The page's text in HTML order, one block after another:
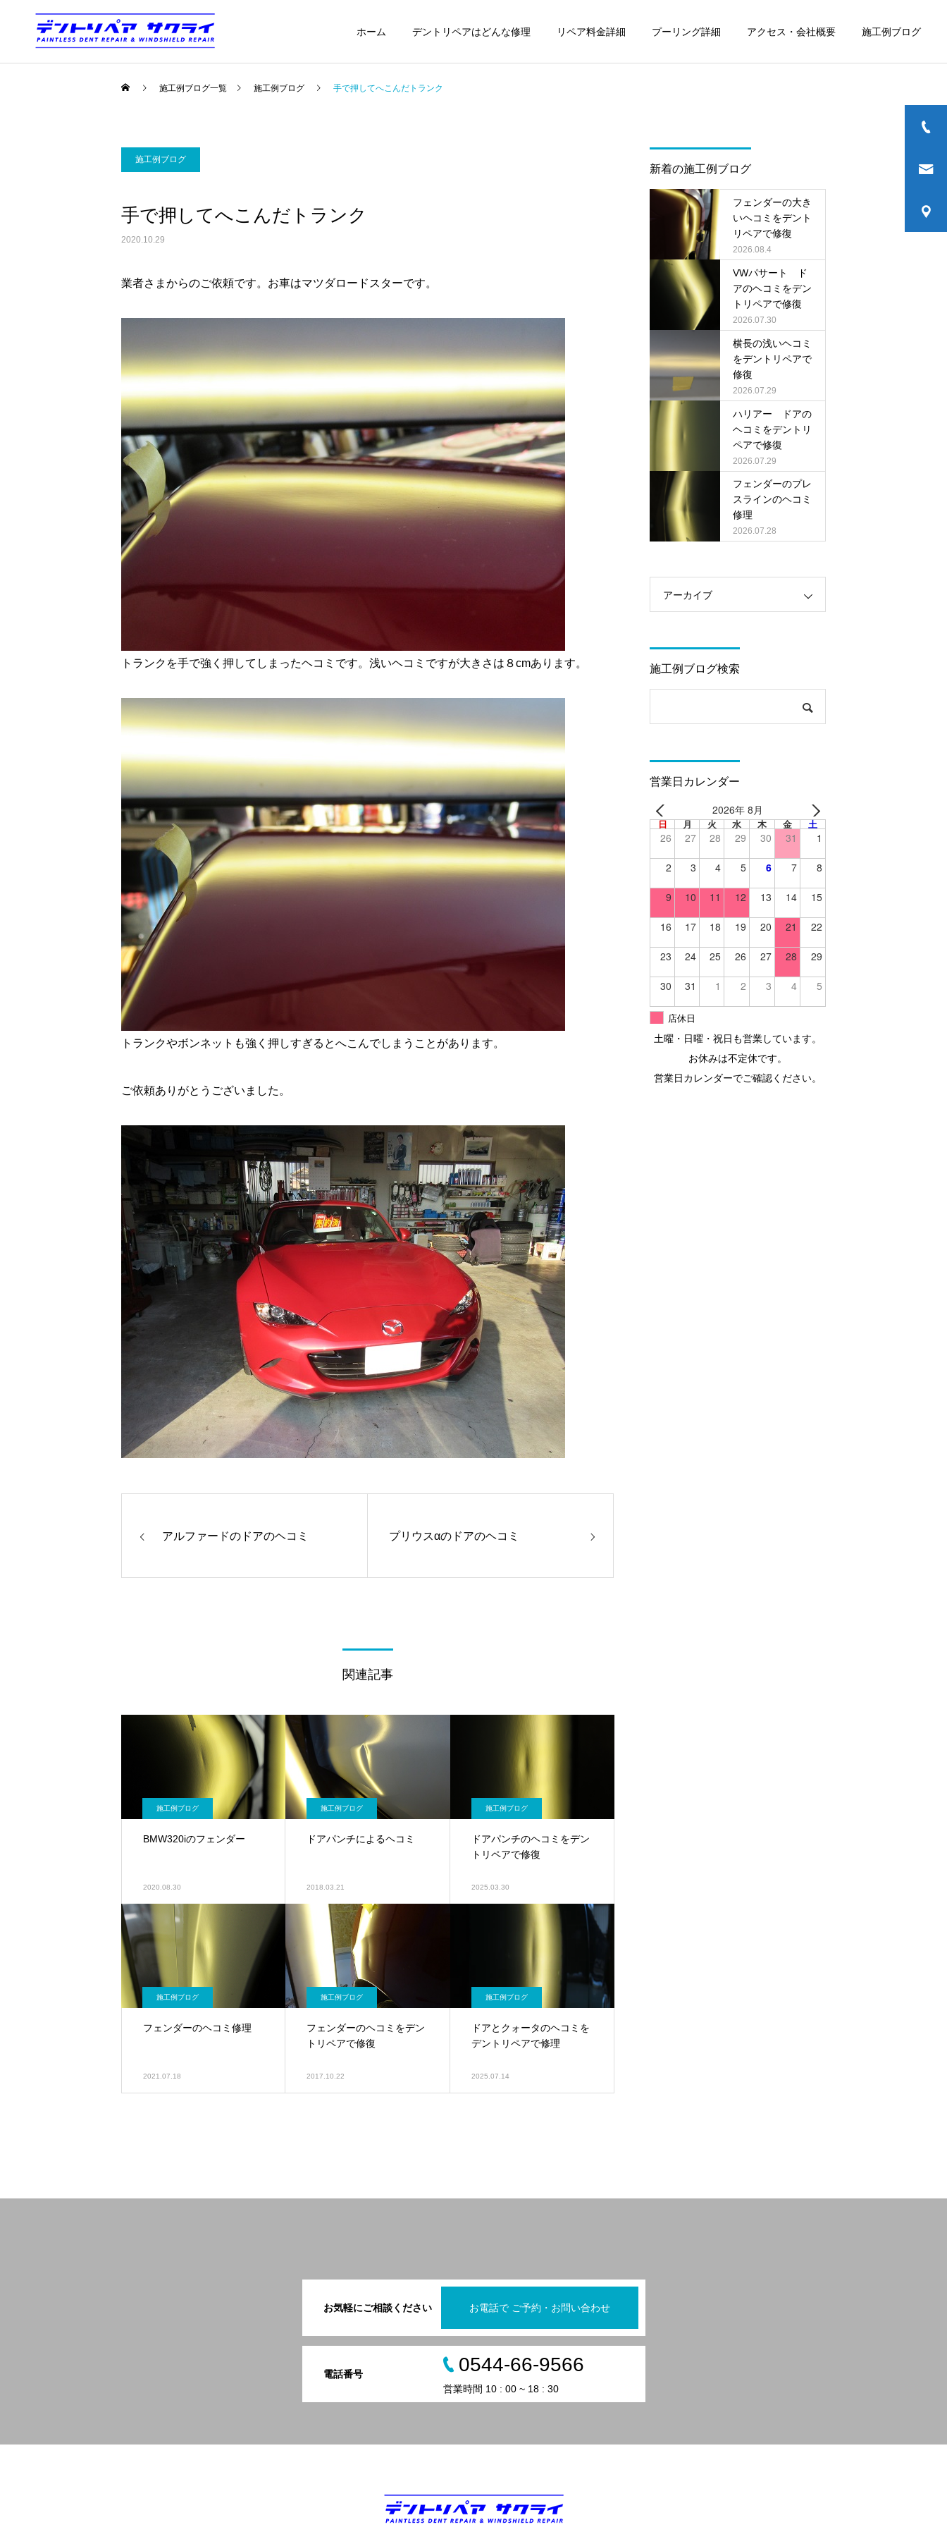
ホーム デントリペアはどんな修理 リペア料金詳細 プーリング詳細 アクセス・会社概要 施工例ブログ
施工例ブログ一覧 施工例ブログ 手で押してへこんだトランク
施工例ブログ
手で押してへこんだトランク
2020.10.29
業者さまからのご依頼です。お車はマツダロードスターです。
トランクを手で強く押してしまったヘコミです。浅いヘコミですが大きさは８cmあります。
トランクやボンネットも強く押しすぎるとへこんでしまうことがあります。
ご依頼ありがとうございました。
アルファードのドアのヘコミ プリウスαのドアのヘコミ
関連記事
施工例ブログ
BMW320iのフェンダー
2020.08.30
施工例ブログ
ドアパンチによるヘコミ
2018.03.21
施工例ブログ
ドアパンチのヘコミをデン
トリペアで修復
2025.03.30
施工例ブログ
フェンダーのヘコミ修理
2021.07.18
施工例ブログ
フェンダーのヘコミをデン
トリペアで修復
2017.10.22
施工例ブログ
ドアとクォータのヘコミを
デントリペアで修理
2025.07.14
新着の施工例ブログ
フェンダーの大き
いヘコミをデント
リペアで修復
2026.08.4
VWパサート ド
アのヘコミをデン
トリペアで修復
2026.07.30
横長の浅いヘコミ
をデントリペアで
修復
2026.07.29
ハリアー ドアの
ヘコミをデントリ
ペアで修復
2026.07.29
フェンダーのプレ
スラインのヘコミ
修理
2026.07.28
アーカイブ
施工例ブログ検索
営業日カレンダー
2026年 8月
日 月 火 水 木 金 土
26 27 28 29 30 31 1
2 3 4 5 6 7 8
9 10 11 12 13 14 15
16 17 18 19 20 21 22
23 24 25 26 27 28 29
30 31 1 2 3 4 5
店休日
土曜・日曜・祝日も営業しています。
お休みは不定休です。
営業日カレンダーでご確認ください。
お気軽にご相談ください お電話で ご予約・お問い合わせ
電話番号 0544-66-9566
営業時間 10 : 00 ~ 18 : 30